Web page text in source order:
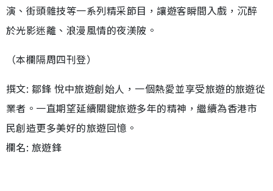
演、街頭雜技等一系列精采節目，讓遊客瞬間入戲，沉醉
於光影迷離、浪漫風情的夜渼陂。
（本欄隔周四刊登）
撰文: 鄒鋒 悅中旅遊創始人，一個熱愛並享受旅遊的旅遊從
業者。一直期望延續關鍵旅遊多年的精神，繼續為香港市
民創造更多美好的旅遊回憶。
欄名: 旅遊鋒